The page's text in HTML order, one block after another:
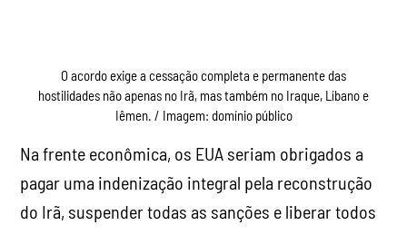
O acordo exige a cessação completa e permanente das
hostilidades não apenas no Irã, mas também no Iraque, Líbano e
Iêmen. / Imagem: domínio público
Na frente econômica, os EUA seriam obrigados a
pagar uma indenização integral pela reconstrução
do Irã, suspender todas as sanções e liberar todos